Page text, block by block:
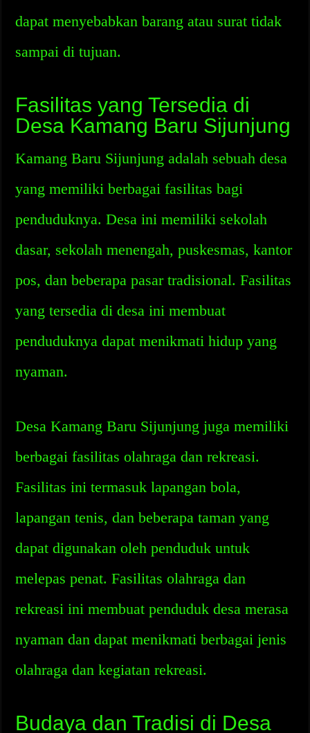
dapat menyebabkan barang atau surat tidak
sampai di tujuan.
Fasilitas yang Tersedia di
Desa Kamang Baru Sijunjung
Kamang Baru Sijunjung adalah sebuah desa
yang memiliki berbagai fasilitas bagi
penduduknya. Desa ini memiliki sekolah
dasar, sekolah menengah, puskesmas, kantor
pos, dan beberapa pasar tradisional. Fasilitas
yang tersedia di desa ini membuat
penduduknya dapat menikmati hidup yang
nyaman.
Desa Kamang Baru Sijunjung juga memiliki
berbagai fasilitas olahraga dan rekreasi.
Fasilitas ini termasuk lapangan bola,
lapangan tenis, dan beberapa taman yang
dapat digunakan oleh penduduk untuk
melepas penat. Fasilitas olahraga dan
rekreasi ini membuat penduduk desa merasa
nyaman dan dapat menikmati berbagai jenis
olahraga dan kegiatan rekreasi.
Budaya dan Tradisi di Desa